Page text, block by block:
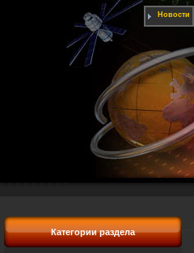
Новости
Категории раздела